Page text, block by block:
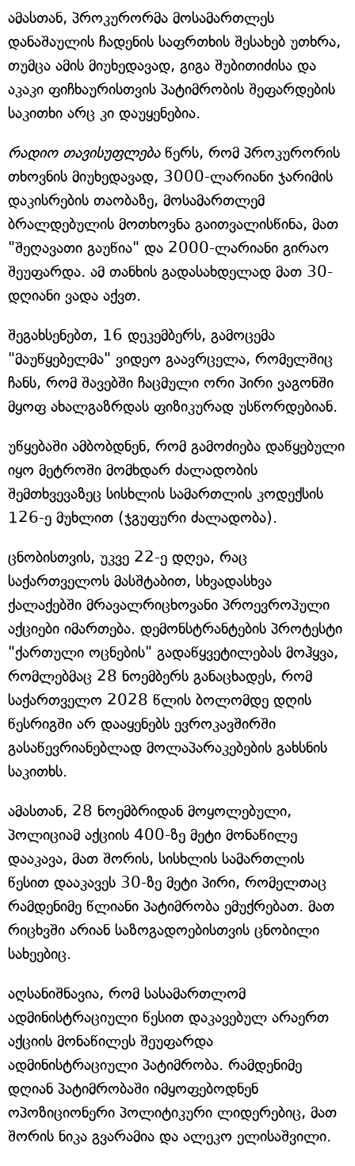
ამასთან, პროკურორმა მოსამართლეს
დანაშაულის ჩადენის საფრთხის შესახებ უთხრა,
თუმცა ამის მიუხედავად, გიგა შუბითიძისა და
აკაკი ფიჩხაურისთვის პატიმრობის შეფარდების
საკითხი არც კი დაუყენებია.
რადიო თავისუფლებაწერს, რომ პროკურორის
თხოვნის მიუხედავად, 3000-ლარიანი ჯარიმის
დაკისრების თაობაზე, მოსამართლემ
ბრალდებულის მოთხოვნა გაითვალისწინა, მათ
"შეღავათი გაუწია" და 2000-ლარიანი გირაო
შეუფარდა. ამ თანხის გადასახდელად მათ 30-
დღიანი ვადა აქვთ.
შეგახსენებთ, 16 დეკემბერს, გამოცემა
"მაუწყებელმა" ვიდეო გაავრცელა, რომელშიც
ჩანს, რომ შავებში ჩაცმული ორი პირი ვაგონში
მყოფ ახალგაზრდას ფიზიკურად უსწორდებიან.
უწყებაში ამბობდნენ, რომ გამოძიება დაწყებული
იყო მეტროში მომხდარ ძალადობის
შემთხვევაზეც სისხლის სამართლის კოდექსის
126-ე მუხლით (ჯგუფური ძალადობა).
ცნობისთვის, უკვე 22-ე დღეა, რაც
საქართველოს მასშტაბით, სხვადასხვა
ქალაქებში მრავალრიცხოვანი პროევროპული
აქციები იმართება. დემონსტრანტების პროტესტი
"ქართული ოცნების" გადაწყვეტილებას მოჰყვა,
რომლებმაც 28 ნოემბერს განაცხადეს, რომ
საქართველო 2028 წლის ბოლომდე დღის
წესრიგში არ დააყენებს ევროკავშირში
გასაწევრიანებლად მოლაპარაკებების გახსნის
საკითხს.
ამასთან, 28 ნოემბრიდან მოყოლებული,
პოლიციამ აქციის 400-ზე მეტი მონაწილე
დააკავა, მათ შორის, სისხლის სამართლის
წესით დააკავეს 30-ზე მეტი პირი, რომელთაც
რამდენიმე წლიანი პატიმრობა ემუქრებათ. მათ
რიცხვში არიან საზოგადოებისთვის ცნობილი
სახეებიც.
აღსანიშნავია, რომ სასამართლომ
ადმინისტრაციული წესით დაკავებულ არაერთ
აქციის მონაწილეს შეუფარდა
ადმინისტრაციული პატიმრობა. რამდენიმე
დღიან პატიმრობაში იმყოფებოდნენ
ოპოზიციონერი პოლიტიკური ლიდერებიც, მათ
შორის ნიკა გვარამია და ალეკო ელისაშვილი.